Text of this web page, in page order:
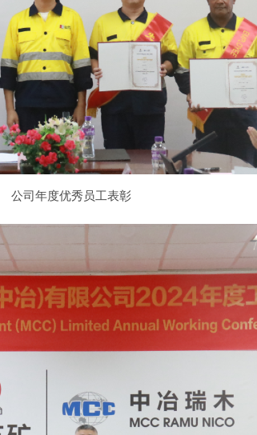
公司年度优秀员工表彰